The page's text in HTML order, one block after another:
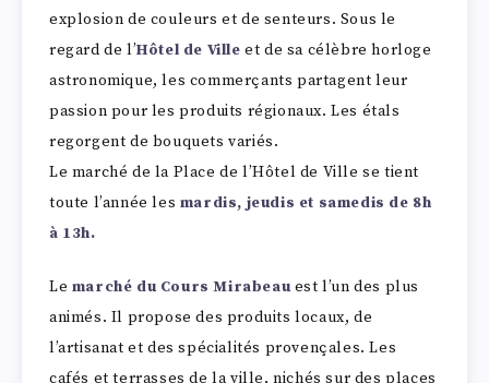
explosion de couleurs et de senteurs. Sous le
regard de l’Hôtel de Ville et de sa célèbre horloge
astronomique, les commerçants partagent leur
passion pour les produits régionaux. Les étals
regorgent de bouquets variés.
Le marché de la Place de l’Hôtel de Ville se tient
toute l’année les mardis, jeudis et samedis de 8h
à 13h.
Le marché du Cours Mirabeau est l’un des plus
animés. Il propose des produits locaux, de
l’artisanat et des spécialités provençales. Les
cafés et terrasses de la ville, nichés sur des places